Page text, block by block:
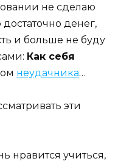
не сделаю
денег,
и больше не буду
Как себя
неудачника…
эти
нравится учиться,